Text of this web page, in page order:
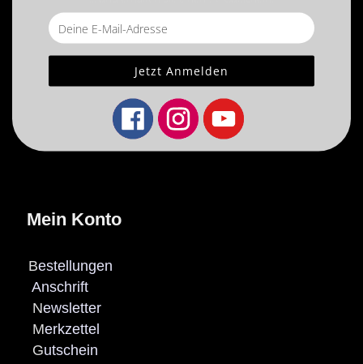
Mein Konto
Bestellungen
Anschrift
Newsletter
Merkzettel
Gutschein